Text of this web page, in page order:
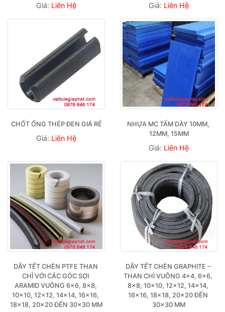
Giá: Liên Hệ Giá: Liên Hệ
CHỐT ỐNG THÉP ĐEN GIÁ RẺ
Giá: Liên Hệ
NHỰA MC TẤM DÀY 10MM,
12MM, 15MM
Giá: Liên Hệ
DÂY TẾT CHÈN PTFE THAN
CHÌ VỚI CÁC GÓC SỢI
ARAMID VUÔNG 6×6, 8×8,
10×10, 12×12, 14×14, 16×16,
18×18, 20×20 ĐẾN 30×30 MM
DÂY TẾT CHÈN GRAPHITE –
THAN CHÌ VUÔNG 4×4, 6×6,
8×8, 10×10, 12×12, 14×14,
16×16, 18×18, 20×20 ĐẾN
30×30 MM